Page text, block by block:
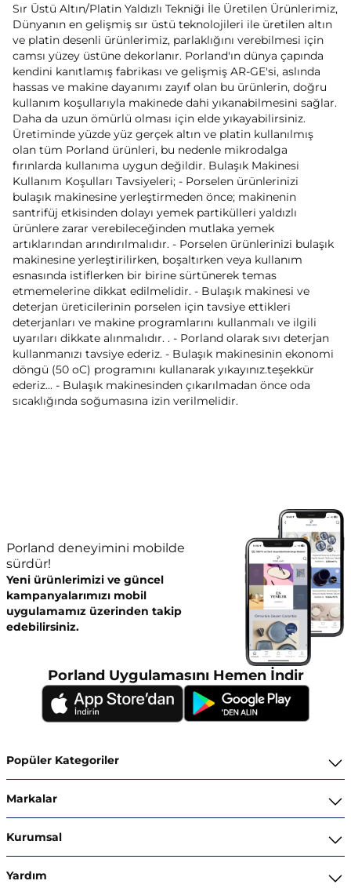
Sır Üstü Altın/Platin Yaldızlı Tekniği İle Üretilen Ürünlerimiz,
Dünyanın en gelişmiş sır üstü teknolojileri ile üretilen altın
ve platin desenli ürünlerimiz, parlaklığını verebilmesi için
camsı yüzey üstüne dekorlanır. Porland'ın dünya çapında
kendini kanıtlamış fabrikası ve gelişmiş AR-GE'si, aslında
hassas ve makine dayanımı zayıf olan bu ürünlerin, doğru
kullanım koşullarıyla makinede dahi yıkanabilmesini sağlar.
Daha da uzun ömürlü olması için elde yıkayabilirsiniz.
Üretiminde yüzde yüz gerçek altın ve platin kullanılmış
olan tüm Porland ürünleri, bu nedenle mikrodalga
fırınlarda kullanıma uygun değildir. Bulaşık Makinesi
Kullanım Koşulları Tavsiyeleri; - Porselen ürünlerinizi
bulaşık makinesine yerleştirmeden önce; makinenin
santrifüj etkisinden dolayı yemek partikülleri yaldızlı
ürünlere zarar verebileceğinden mutlaka yemek
artıklarından arındırılmalıdır. - Porselen ürünlerinizi bulaşık
makinesine yerleştirilirken, boşaltırken veya kullanım
esnasında istiflerken bir birine sürtünerek temas
etmemelerine dikkat edilmelidir. - Bulaşık makinesi ve
deterjan üreticilerinin porselen için tavsiye ettikleri
deterjanları ve makine programlarını kullanmalı ve ilgili
uyarıları dikkate alınmalıdır. . - Porland olarak sıvı deterjan
kullanmanızı tavsiye ederiz. - Bulaşık makinesinin ekonomi
döngü (50 oC) programını kullanarak yıkayınız.teşekkür
ederiz... - Bulaşık makinesinden çıkarılmadan önce oda
sıcaklığında soğumasına izin verilmelidir.
Porland deneyimini mobilde
sürdür!
Yeni ürünlerimizi ve güncel
kampanyalarımızı mobil
uygulamamız üzerinden takip
edebilirsiniz.
Porland Uygulamasını Hemen İndir
Popüler Kategoriler
Kahvaltı ve İkram Takımları
Kahve ve Çay Gereçleri
Markalar
Superior Bone Porcelain
Kurumsal
Yardım